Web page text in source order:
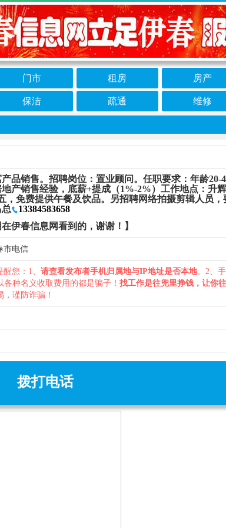
门市 租房 房产
保洁 疏通 维修
品销售。招聘岗位：置业顾问。任职要求：年龄20-
产销售经验，底薪+提成（1%-2%）工作地点：升
，免费提供午餐及饮品。另招聘网络拍摄剪辑人员，
13384583658
伊春信息网看到的，谢谢！】
市电信
您：1、 请查看发布者手机归属地与IP地址是否本地。2、
种名义收取费用的都是骗子！ 找工作是往兜里挣钱，让你
，谨防诈骗！
拨打电话